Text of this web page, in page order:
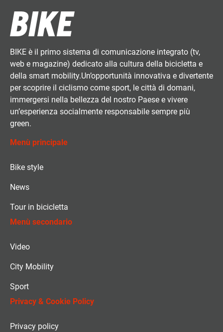
BIKE è il primo sistema di comunicazione integrato (tv,
web e magazine) dedicato alla cultura della bicicletta e
della smart mobility.Un’opportunità innovativa e divertente
per scoprire il ciclismo come sport, le città di domani,
immergersi nella bellezza del nostro Paese e vivere
un’esperienza socialmente responsabile sempre più
green.
Menù principale
Bike style
News
Tour in bicicletta
Menù secondario
Video
City Mobility
Sport
Privacy & Cookie Policy
Privacy policy